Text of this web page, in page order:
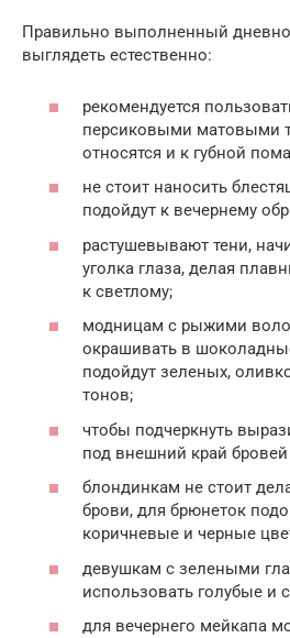
Правильно выполненный
выглядеть естественно:
рекомендуется
персиковыми матовыми
относятся и к губной
не стоит наносить
подойдут к вечернему
растушевывают тени,
уголка глаза, делая
к светлому;
модницам с рыжими
окрашивать в
подойдут зеленых,
тонов;
чтобы подчеркнуть
под внешний край
блондинкам не стоит
брови, для брюнеток
коричневые и черные
девушкам с зелеными
использовать голубые и
для вечернего мейкапа